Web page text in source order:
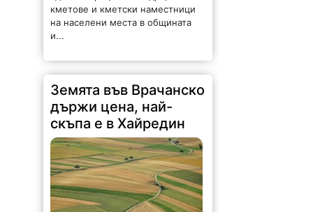
кметове и кметски наместници
на населени места в общината
и...
Земята във Врачанско
държи цена, най-
скъпа е в Хайредин